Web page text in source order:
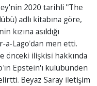
2020 tarihli "The
adlı kitabına göre,
kızına asıldığı
a-Lago'dan men etti.
önceki ilişkisi hakkında
Epstein'ı kulübünden
Beyaz Saray iletişim